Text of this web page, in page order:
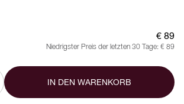
€ 89
Niedrigster Preis der letzten 30 Tage: € 89
IN DEN WARENKORB